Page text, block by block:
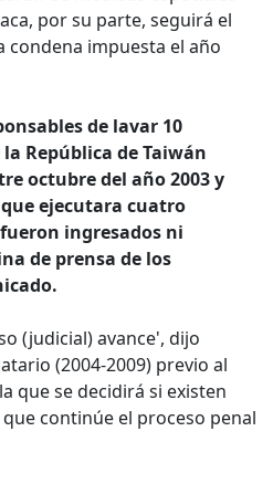
por su parte, seguirá el
condena impuesta el año
de lavar 10
República de Taiwán
octubre del año 2003 y
ejecutara cuatro
ingresados ni
de prensa de los
(judicial) avance', dijo
(2004-2009) previo al
que se decidirá si existen
continúe el proceso penal